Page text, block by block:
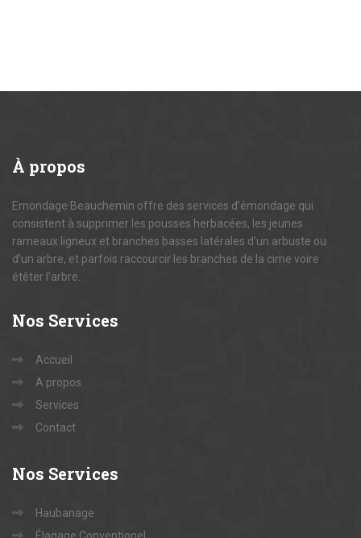
À propos
Emondage Beauchemin offre des services d’émondage qui
consistent à supprimer les pousses herbacées, les jeunes
rameaux ligneux et branches basses latérales d’un arbuste ou
d’un arbre, et parfois raccourcir les branches de la cime voire
étêter l’arbre.
Nos Services
Accueil
A propos
Services
Contact
Nos Services
Haubanage